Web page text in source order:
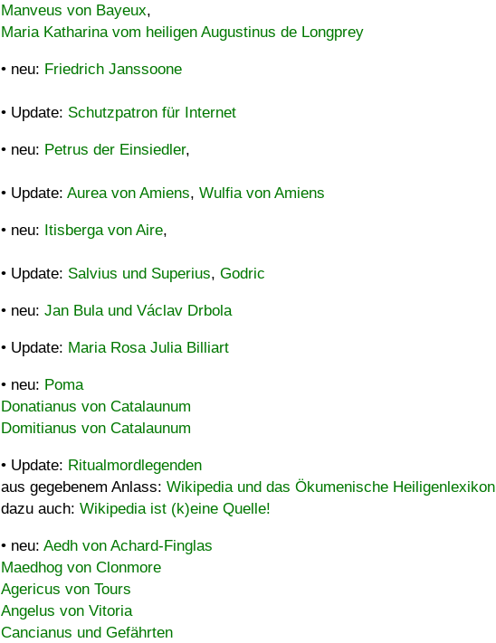
Manveus von Bayeux,
Maria Katharina vom heiligen Augustinus de Longprey
• neu: Friedrich Janssoone
• Update: Schutzpatron für Internet
• neu: Petrus der Einsiedler,
• Update: Aurea von Amiens, Wulfia von Amiens
• neu: Itisberga von Aire,
• Update: Salvius und Superius, Godric
• neu: Jan Bula und Václav Drbola
• Update: Maria Rosa Julia Billiart
• neu: Poma
Donatianus von Catalaunum
Domitianus von Catalaunum
• Update: Ritualmordlegenden
aus gegebenem Anlass: Wikipedia und das Ökumenische Heiligenlexikon
dazu auch: Wikipedia ist (k)eine Quelle!
• neu: Aedh von Achard-Finglas
Maedhog von Clonmore
Agericus von Tours
Angelus von Vitoria
Cancianus und Gefährten